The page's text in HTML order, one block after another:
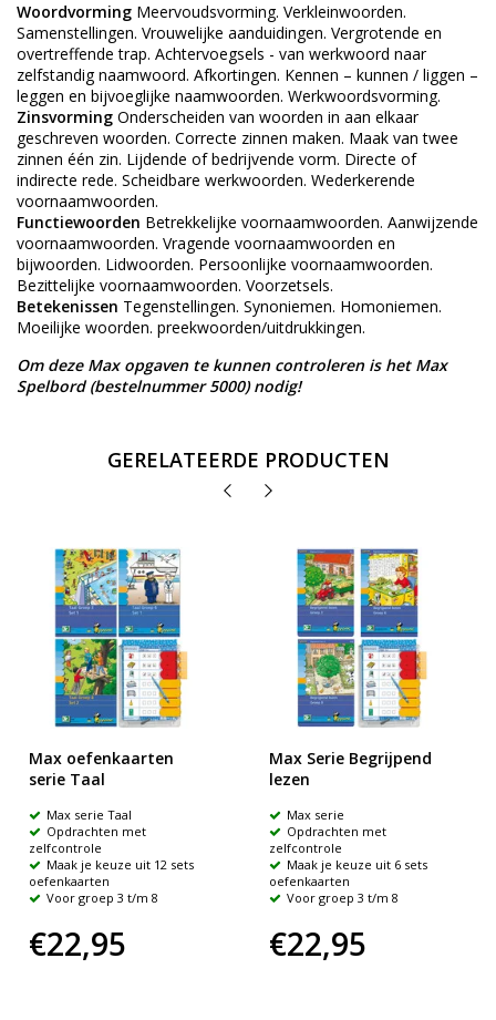
Woordvorming Meervoudsvorming. Verkleinwoorden.
Samenstellingen. Vrouwelijke aanduidingen. Vergrotende en
overtreffende trap. Achtervoegsels - van werkwoord naar
zelfstandig naamwoord. Afkortingen. Kennen – kunnen / liggen –
leggen en bijvoeglijke naamwoorden. Werkwoordsvorming.
Zinsvorming Onderscheiden van woorden in aan elkaar
geschreven woorden. Correcte zinnen maken. Maak van twee
zinnen één zin. Lijdende of bedrijvende vorm. Directe of
indirecte rede. Scheidbare werkwoorden. Wederkerende
voornaamwoorden.
Functiewoorden Betrekkelijke voornaamwoorden. Aanwijzende
voornaamwoorden. Vragende voornaamwoorden en
bijwoorden. Lidwoorden. Persoonlijke voornaamwoorden.
Bezittelijke voornaamwoorden. Voorzetsels.
Betekenissen Tegenstellingen. Synoniemen. Homoniemen.
Moeilijke woorden. preekwoorden/uitdrukkingen.
Om deze Max opgaven te kunnen controleren is het Max
Spelbord (bestelnummer 5000) nodig!
GERELATEERDE PRODUCTEN
Max oefenkaarten
serie Taal
Max serie Taal
Opdrachten met
zelfcontrole
Maak je keuze uit 12 sets
oefenkaarten
Voor groep 3 t/m 8
€22,95
Max Serie Begrijpend
lezen
Max serie
Opdrachten met
zelfcontrole
Maak je keuze uit 6 sets
oefenkaarten
Voor groep 3 t/m 8
€22,95